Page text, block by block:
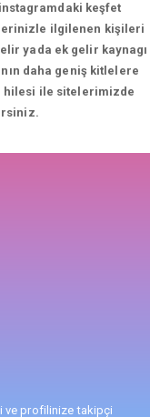
keşfet
ilgilenen kişileri
yada ek gelir kaynagı
daha geniş kitlelere
hilesi ile sitelerimizde
ve profilinize takipçi